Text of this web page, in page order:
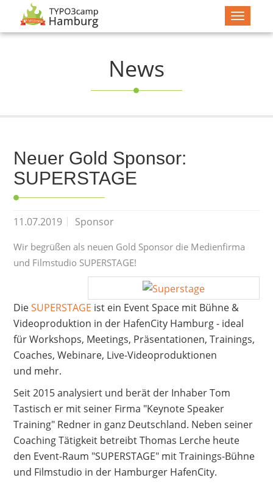
zeigen
News
Neuer Gold Sponsor:
SUPERSTAGE
11.07.2019 Sponsor
Wir begrüßen als neuen Gold Sponsor die Medienfirma
und Filmstudio SUPERSTAGE!
DieSUPERSTAGE ist ein Event Space mit Bühne &
Videoproduktion in der HafenCity Hamburg - ideal
für Workshops, Meetings, Präsentationen, Trainings,
Coaches, Webinare, Live-Videoproduktionen
und mehr.
Seit 2015 analysiert und berät der Inhaber Tom
Tastisch er mit seiner Firma "Keynote Speaker
Training" Redner in ganz Deutschland. Neben seiner
Coaching Tätigkeit betreibt Thomas Lerche heute
den Event-Raum "SUPERSTAGE" mit Trainings-Bühne
und Filmstudio in der Hamburger HafenCity.